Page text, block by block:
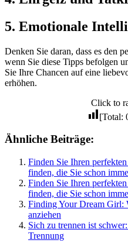
5. Emotionale
Denken Sie daran, dass es den
wenn Sie diese Tipps befolgen
Sie Ihre Chancen auf eine
erhöhen.
Click to
[Total:
Ähnliche Beiträge:
Finden Sie Ihren
finden, die Sie schon
Finden Sie Ihren
finden, die Sie schon
Finding Your Dream Girl:
anziehen
Sich zu trennen ist
Trennung